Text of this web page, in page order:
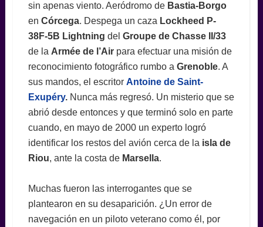
sin apenas viento. Aeródromo de Bastia-Borgo
en Córcega. Despega un caza Lockheed P-
38F-5B Lightning del Groupe de Chasse II/33
de la Armée de l’Airpara efectuar una misión de
reconocimiento fotográfico rumbo a Grenoble. A
sus mandos, el escritor Antoine de Saint-
Exupéry.Nunca más regresó. Un misterio que se
abrió desde entonces y que terminó solo en parte
cuando, en mayo de 2000 un experto logró
identificar los restos del avión cerca de la isla de
Riou, ante la costa de Marsella.
Muchas fueron las interrogantes que se
plantearon en su desaparición. ¿Un error de
navegación en un piloto veterano como él, por